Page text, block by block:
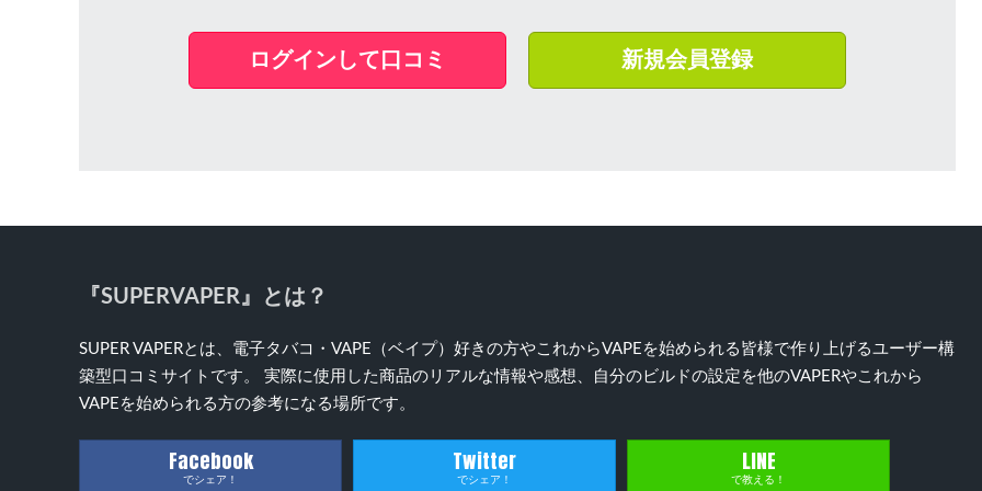
ログインして口コミ 新規会員登録
『SUPERVAPER』とは？
SUPER VAPERとは、電子タバコ・VAPE（ベイプ）好きの方やこれからVAPEを始められる皆様で作り上げるユーザー構
築型口コミサイトです。 実際に使用した商品のリアルな情報や感想、自分のビルドの設定を他のVAPERやこれから
VAPEを始められる方の参考になる場所です。
Facebook
でシェア！
Twitter
でシェア！
LINE
で教える！